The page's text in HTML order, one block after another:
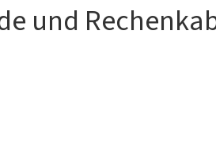
und